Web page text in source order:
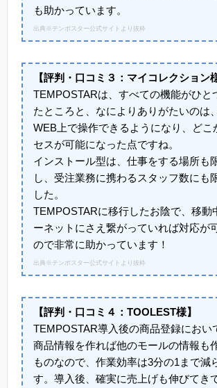
も助かっています。
出典※テンポスター公式サイトより抜粋
【評判・口コミ３：マイコレクション
TEMPOSTARは、すべての機能がひと
たところと、なによりありがたいのは
WEB上で操作できるようになり、どこ
セスが可能になった点ですね。
インストール型は、仕事をする場所も
し、受注業務に携わるスタッフ数にも
した。
TEMPOSTARに移行したお陰で、移動
ーネットにさえ繋がっていれば対応が
ので非常に助かっています！
出典※テンポスター公式サイトより抜粋
【評判・口コミ４：TOOLEST様】
TEMPOSTAR導入後の商品登録におい
商品情報を作れば他のモールの情報も
ものなので、作業効率は3分の1まで減
す。導入後、確実に売上げも伸びてき